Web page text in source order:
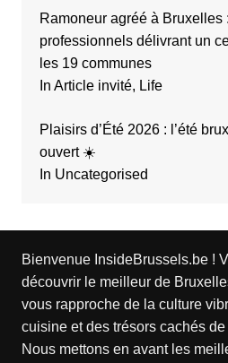
Ramoneur agréé à Bruxelles
professionnels délivrant un
les 19 communes
In Article invité, Life
Plaisirs d’Été 2026 : l’été
ouvert ☀️
In Uncategorised
Bienvenue InsideBrussels.be !
découvrir le meilleur de
vous rapproche de la culture
cuisine et des trésors cachés
Nous mettons en avant les